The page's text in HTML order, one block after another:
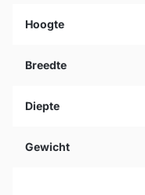
Hoogte
Breedte
Diepte
Gewicht